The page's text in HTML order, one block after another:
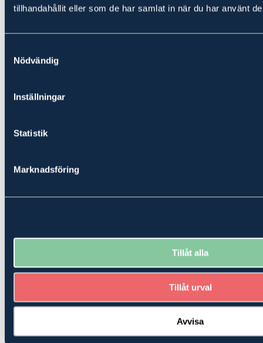
tillhandahållit eller som de har samlat in när du har använt
Nödvändig
Inställningar
Statistik
Marknadsföring
Tillåt alla
Tillåt urval
Avvisa
1 600 000 kr
Gårdskarta
Prospekt